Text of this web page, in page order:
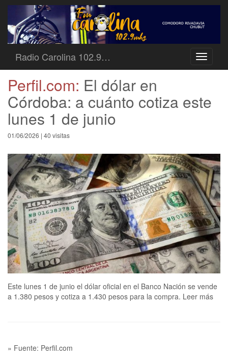
Toggle
Radio Carolina 102.9…
Perfil.com: El dólar en
Córdoba: a cuánto cotiza este
lunes 1 de junio
01/06/2026 | 40 visitas
Este lunes 1 de junio el dólar oficial en el Banco Nación se vende
a 1.380 pesos y cotiza a 1.430 pesos para la compra. Leer más
» Fuente: Perfil.com